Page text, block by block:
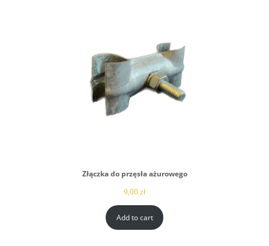
Złączka do przęsła ażurowego
9,00zł
Add to cart